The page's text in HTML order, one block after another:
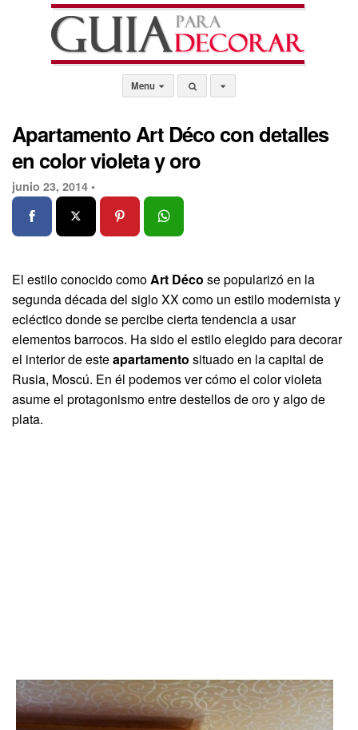
Menu
Apartamento Art Déco con detalles
en color violeta y oro
junio 23, 2014 •
El estilo conocido como Art Déco se popularizó en la
segunda década del siglo XX como un estilo modernista y
ecléctico donde se percibe cierta tendencia a usar
elementos barrocos. Ha sido el estilo elegido para decorar
el interior de esteapartamento situado en la capital de
Rusia, Moscú. En él podemos ver cómo el color violeta
asume el protagonismo entre destellos de oro y algo de
plata.